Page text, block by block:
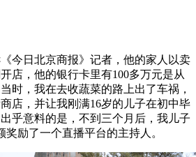
今日北京商报》记者，他的家人以卖
店，他的银行卡里有100多万元是从
时，我在去收蔬菜的路上出了车祸，
店，并让我刚满16岁的儿子在初中毕
乎意料的是，不到三个月后，我儿子
奖励了一个直播平台的主持人。